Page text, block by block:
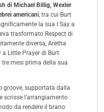
di Michael Billig, Wexler
americani, tra cui Burt
la sua I Say a
trasformato Respect di
diversa, Aretha
a Little Prayer di Burt
tre mesi prima della sua
groove, supportata dalla
scrisse l’arrangiamento
da rendere il brano